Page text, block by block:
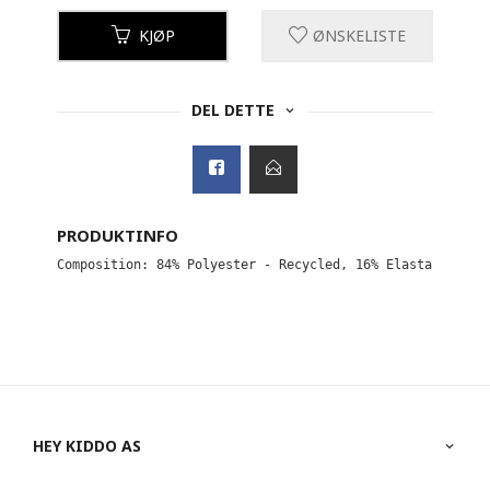
KJØP ØNSKELISTE
DEL DETTE
PRODUKTINFO
HEY KIDDO AS